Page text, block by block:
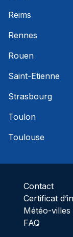
Reims
Rennes
Rouen
Saint-Etienne
Strasbourg
Toulon
Toulouse
Contact
Certificat
Météo-villes
FAQ